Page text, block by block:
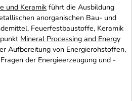
und Keramik führt die Ausbildung
anorganischen Bau- und
Feuerfestbaustoffe, Keramik
Mineral Processing and Energy
Aufbereitung von Energierohstoffen,
der Energieerzeugung und -